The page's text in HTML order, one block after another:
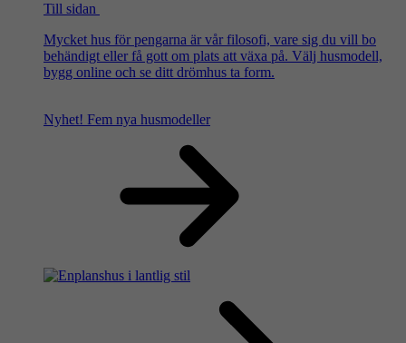
Till sidan
Mycket hus för pengarna är vår filosofi, vare sig du vill bo
behändigt eller få gott om plats att växa på. Välj husmodell,
bygg online och se ditt drömhus ta form.
Nyhet! Fem nya husmodeller